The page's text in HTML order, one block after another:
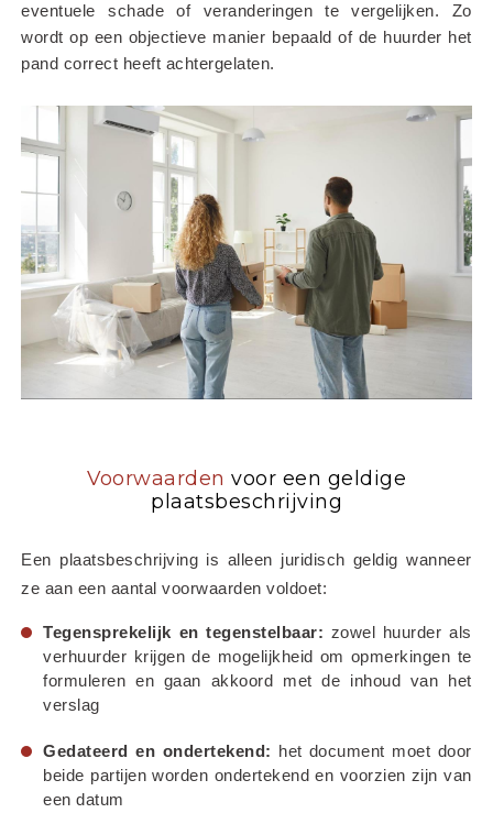
eventuele schade of veranderingen te vergelijken. Zo
wordt op een objectieve manier bepaald of de huurder het
pand correct heeft achtergelaten.
Voorwaarden voor een geldige
plaatsbeschrijving
Een plaatsbeschrijving is alleen juridisch geldig wanneer
ze aan een aantal voorwaarden voldoet:
Tegensprekelijk en tegenstelbaar: zowel huurder als
verhuurder krijgen de mogelijkheid om opmerkingen te
formuleren en gaan akkoord met de inhoud van het
verslag
Gedateerd en ondertekend:
het document moet door
beide partijen worden ondertekend en voorzien zijn van
een datum